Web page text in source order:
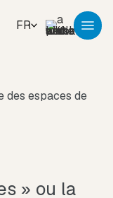
FR
des espaces de
» ou la